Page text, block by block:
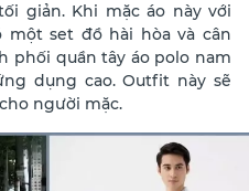
giản. Khi mặc áo này với
một set đồ hài hòa và cân
phối quần tây áo polo nam
dụng cao. Outfit này sẽ
người mặc.